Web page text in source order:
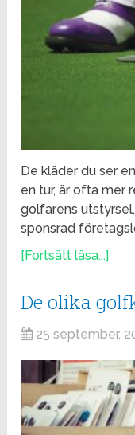
De kläder du ser
en tur, är ofta mer
golfarens
sponsrad
[Fortsätt läsa...]
De olika
25 september,